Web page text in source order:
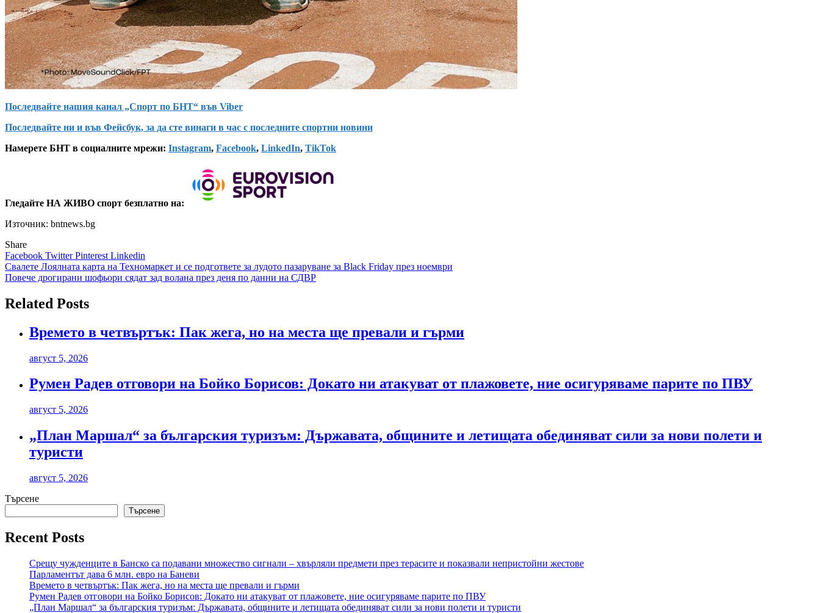
Последвайте нашия канал „Спорт по БНТ“ във Viber
Последвайте ни и във Фейсбук, за да сте винаги в час с последните спортни новини
Намерете БНТ в социалните мрежи: Instagram, Facebook, LinkedIn, TikTok
Гледайте НА ЖИВО спорт безплатно на:
Източник: bntnews.bg
Share
Facebook TwitterPinterest Linkedin
Навигация
Свалете Лоялната карта на Техномаркет и се подгответе за лудото пазаруване за Black Friday през ноември
Повече дрогирани шофьори сядат зад волана през деня по данни на СДВР
Related Posts
Времето в четвъртък: Пак жега, но на места ще превали и гърми
август 5, 2026
Румен Радев отговори на Бойко Борисов: Докато ни атакуват от плажовете, ние осигуряваме парите по ПВУ
август 5, 2026
„План Маршал“ за българския туризъм: Държавата, общините и летищата обединяват сили за нови полети и
туристи
август 5, 2026
Търсене
Търсене
Recent Posts
Срещу чужденците в Банско са подавани множество сигнали – хвърляли предмети през терасите и показвали непристойни жестове
Парламентът дава 6 млн. евро на Баневи
Времето в четвъртък: Пак жега, но на места ще превали и гърми
Румен Радев отговори на Бойко Борисов: Докато ни атакуват от плажовете, ние осигуряваме парите по ПВУ
„План Маршал“ за българския туризъм: Държавата, общините и летищата обединяват сили за нови полети и туристи